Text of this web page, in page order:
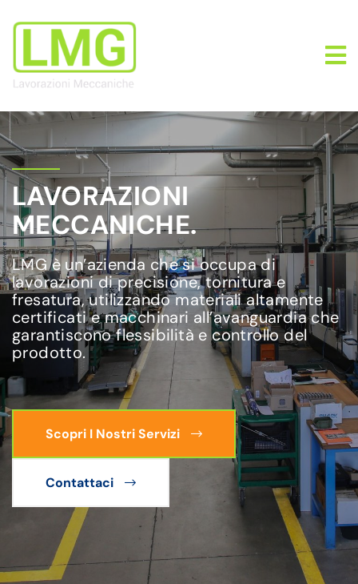
LAVORAZIONI
MECCANICHE.
LMG è un’azienda che si occupa di
lavorazioni di precisione, tornitura e
fresatura, utilizzando materiali altamente
certificati e macchinari all’avanguardia che
garantiscono flessibilità e controllo del
prodotto.
Scopri I Nostri Servizi
Contattaci